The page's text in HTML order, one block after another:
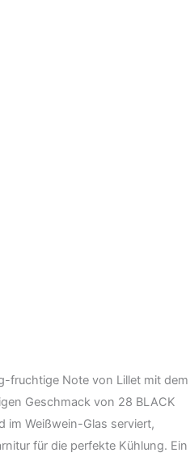
fruchtige Note von Lillet mit dem
Geschmack von 28 BLACK
im Weißwein-Glas serviert,
für die perfekte Kühlung. Ein